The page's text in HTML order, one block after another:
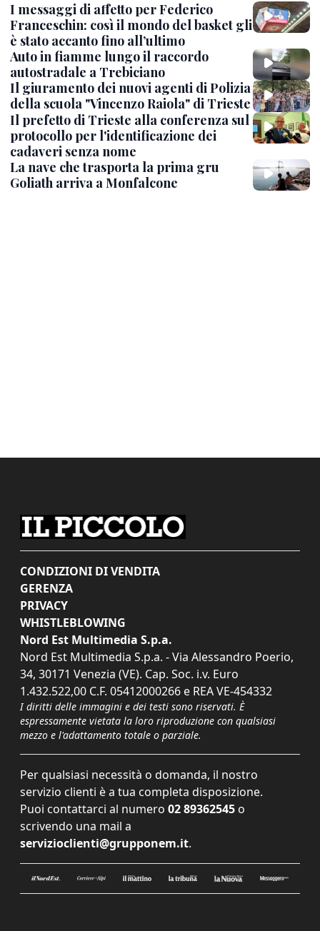
I messaggi di affetto per Federico
Franceschin: così il mondo del basket gli
è stato accanto fino all’ultimo
Auto in fiamme lungo il raccordo
autostradale a Trebiciano
Il giuramento dei nuovi agenti di Polizia
della scuola "Vincenzo Raiola" di Trieste
Il prefetto di Trieste alla conferenza sul
protocollo per l'identificazione dei
cadaveri senza nome
La nave che trasporta la prima gru
Goliath arriva a Monfalcone
CONDIZIONI DI VENDITA
GERENZA
PRIVACY
WHISTLEBLOWING
Nord Est Multimedia S.p.a.
Nord Est Multimedia S.p.a. - Via Alessandro Poerio,
34, 30171 Venezia (VE). Cap. Soc. i.v. Euro
1.432.522,00 C.F. 05412000266 e REA VE-454332
I diritti delle immagini e dei testi sono riservati. È
espressamente vietata la loro riproduzione con qualsiasi
mezzo e l'adattamento totale o parziale.
Per qualsiasi necessità o domanda, il nostro
servizio clienti è a tua completa disposizione.
Puoi contattarci al numero 02 89362545 o
scrivendo una mail a
servizioclienti@grupponem.it.